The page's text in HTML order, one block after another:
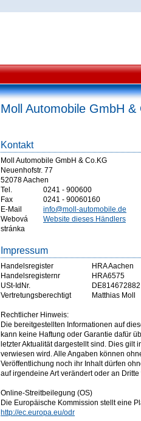
Moll Automobile GmbH &
Kontakt
Moll Automobile GmbH & Co.KG
Neuenhofstr. 77
52078 Aachen
Tel.
0241 - 900600
Fax
0241 - 90060160
E-Mail
info@moll-automobile.de
Webová
stránka
Website dieses Händlers
Impressum
Handelsregister
HRA Aachen
Handelsregisternr
HRA6575
USt-IdNr.
DE814672882
Vertretungsberechtigt
Matthias Moll
Rechtlicher Hinweis:
Die bereitgestellten Informationen auf
kann keine Haftung oder Garantie dafür
letzter Aktualität dargestellt sind. Dies
verwiesen wird. Alle Angaben können
Veröffentlichung noch ihr Inhalt dürfen
auf irgendeine Art verändert oder an
Online-Streitbeilegung (OS)
Die Europäische Kommission stellt eine
http://ec.europa.eu/odr